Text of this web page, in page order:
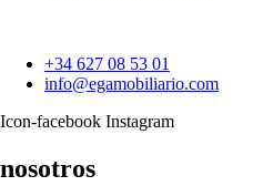
+34 627 08 53 01
info@egamobiliario.com
Icon-facebook Instagram
nosotros